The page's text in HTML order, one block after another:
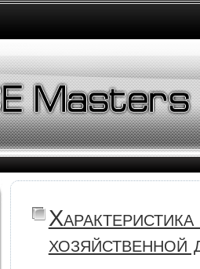
хозяйственной